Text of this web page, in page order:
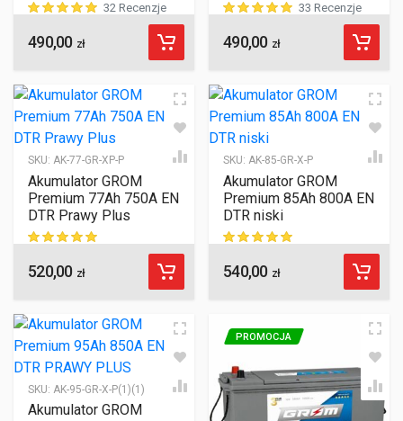
ocen klientów
32 Recenzje
490,00 zł ocen klientów
33 Recenzje
490,00 zł
SKU: AK-77-GR-XP-P
Akumulator GROM
Premium 77Ah 750A EN
DTR Prawy Plus
ocen klientów
520,00 zł
SKU: AK-85-GR-X-P
Akumulator GROM
Premium 85Ah 800A EN
DTR niski
ocen klientów
540,00 zł
SKU: AK-95-GR-X-P(1)(1)
Akumulator GROM
PROMOCJA